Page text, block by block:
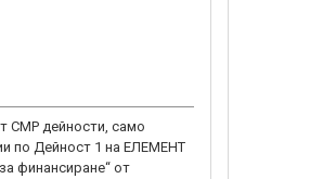
СМР дейности, само
по Дейност 1 на ЕЛЕМЕНТ
финансиране“ от